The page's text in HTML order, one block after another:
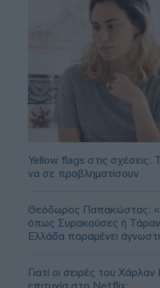
Yellow flags στις σχέσεις:
να σε προβληματίσουν
Θεόδωρος Παπακώστας:
όπως Συρακούσες ή
Ελλάδα παραμένει
Γιατί οι σειρές του